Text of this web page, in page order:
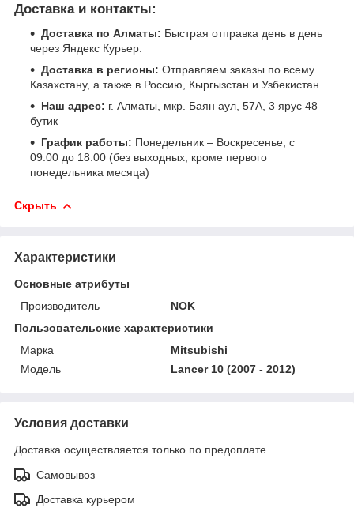
Доставка и контакты:
Доставка по Алматы: Быстрая отправка день в день
через Яндекс Курьер.
Доставка в регионы: Отправляем заказы по всему
Казахстану, а также в Россию, Кыргызстан и Узбекистан.
Наш адрес: г. Алматы, мкр. Баян аул, 57А, 3 ярус 48
бутик
График работы: Понедельник – Воскресенье, с
09:00 до 18:00 (без выходных, кроме первого
понедельника месяца)
Скрыть
Характеристики
Основные атрибуты
Производитель
NOK
Пользовательские характеристики
Марка
Mitsubishi
Модель
Lancer 10 (2007 - 2012)
Условия доставки
Доставка осуществляется только по предоплате.
Самовывоз
Доставка курьером